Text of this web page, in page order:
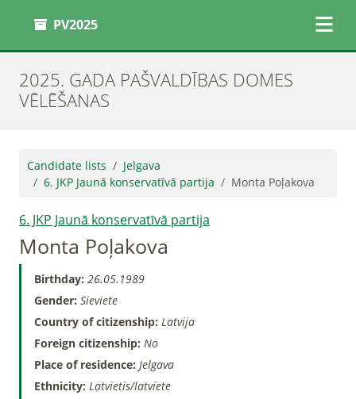
PV2025
2025. GADA PAŠVALDĪBAS DOMES
VĒLĒŠANAS
Candidate lists
Jelgava
6. JKP Jaunā konservatīvā partija
Monta Poļakova
6. JKP Jaunā konservatīvā partija
Monta Poļakova
Birthday: 26.05.1989
Gender: Sieviete
Country of citizenship: Latvija
Foreign citizenship: No
Place of residence: Jelgava
Ethnicity: Latvietis/latviete